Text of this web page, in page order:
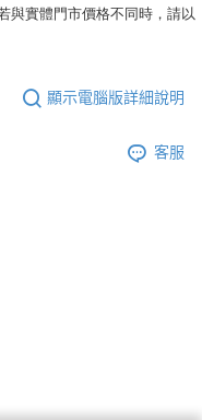
與實體門市價格不同時，請以
顯示電腦版詳細說明
客服